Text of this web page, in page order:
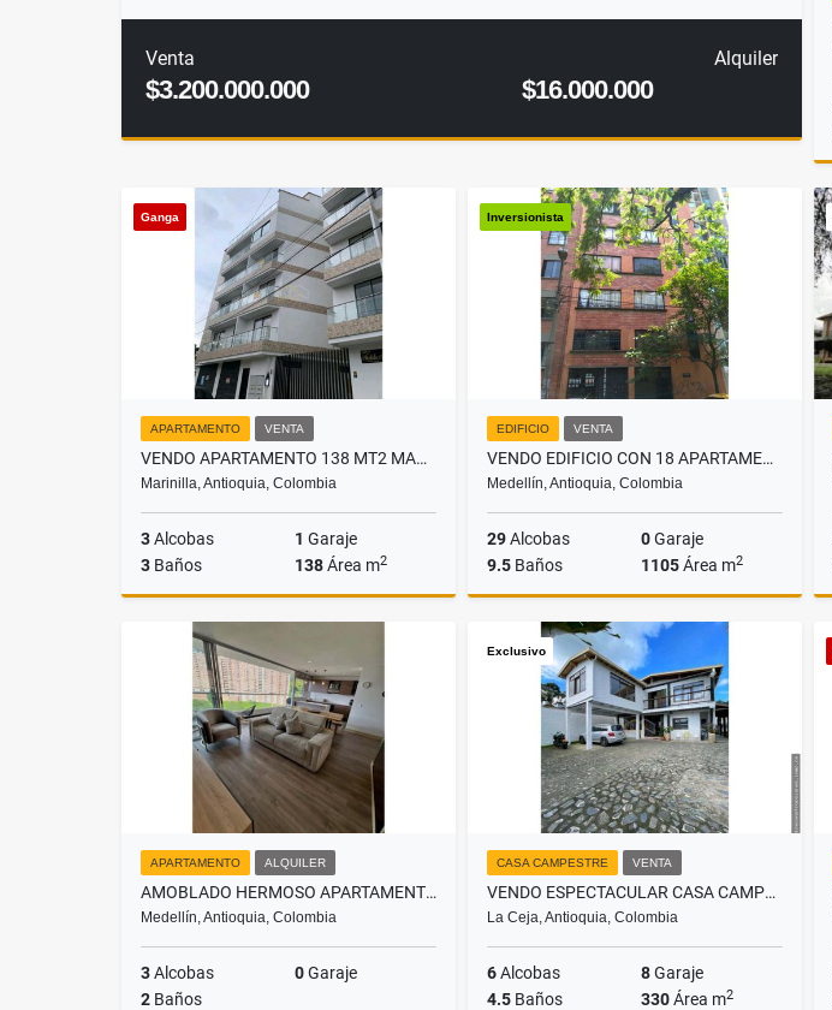
Venta
$3.200.000.000
Alquiler
$16.000.000
Ganga
APARTAMENTO VENTA
VENDO APARTAMENTO 138 MT2 MARINILLA ANT
Marinilla, Antioquia, Colombia
3Alcobas 1 Garaje
3 Baños 138Área m2
$580.000.000
Inversionista
EDIFICIO VENTA
VENDO EDIFICIO CON 18 APARTAMENTOS + 3 LOCALES CERCA U COOPERATIVA
Medellín, Antioquia, Colombia
29Alcobas 0Garaje
9.5 Baños 1105Área m2
$5.000.015.000
APARTAMENTO ALQUILER
AMOBLADO HERMOSO APARTAMENTO LOMA DEL INDIO
Medellín, Antioquia, Colombia
3Alcobas 0Garaje
2 Baños
Exclusivo
CASA CAMPESTRE VENTA
VENDO ESPECTACULAR CASA CAMPESTRE LA CEJA ANT
La Ceja, Antioquia, Colombia
6Alcobas 8Garaje
4.5 Baños 330Área m2